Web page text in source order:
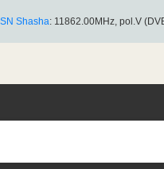
Shasha: 11862.00MHz, pol.V